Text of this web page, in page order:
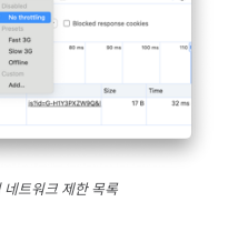
트워크 제한 목록